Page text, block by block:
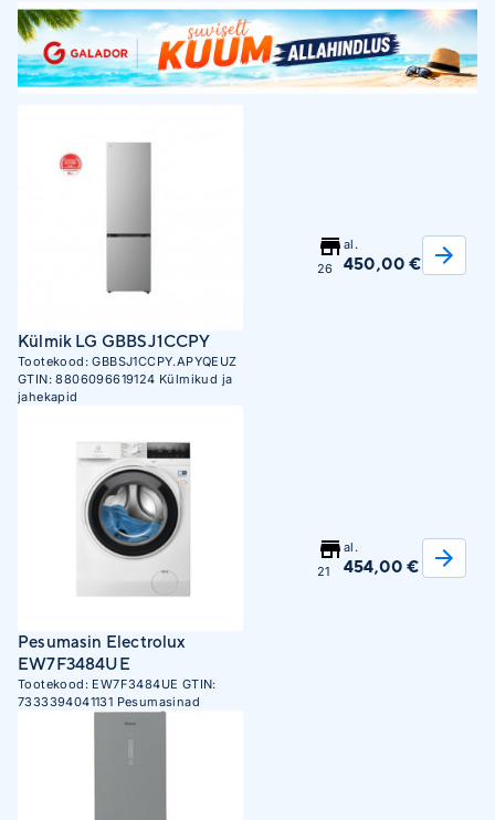
Külmik LG GBBSJ1CCPY
Tootekood:GBBSJ1CCPY.APYQEUZ
GTIN:8806096619124 Külmikud ja
jahekapid
26
al.
450,00 €
Pesumasin Electrolux
EW7F3484UE
Tootekood: EW7F3484UE GTIN:
7333394041131 Pesumasinad
21
al.
454,00 €